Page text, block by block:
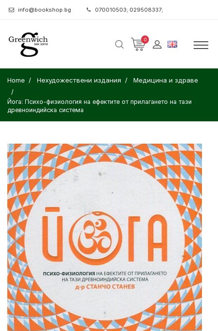
info@bookshop.bg 070010503; 029508337;
0
Home Нехудожествени издания Медицина и здраве
Йога: Психо-физиология на ефектите от прилагането на тази
древноиндийска система